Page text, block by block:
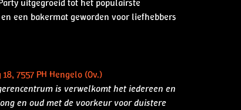
uitgegroeid tot het populairste
een bakermat geworden voor liefhebbers
7557 PH Hengelo (Ov.)
is verwelkomt het iedereen en
en oud met de voorkeur voor duistere